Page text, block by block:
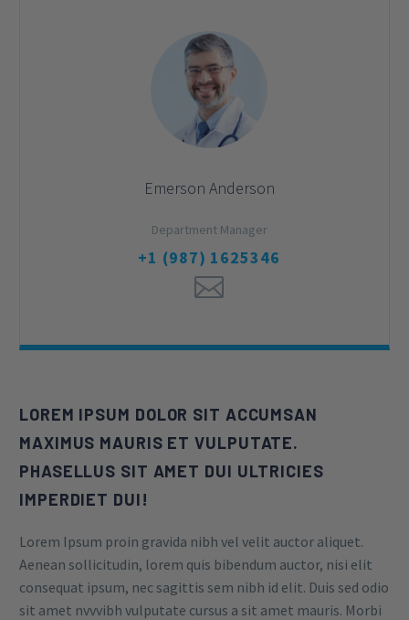
Emerson Anderson
Department Manager
+1 (987) 1625346
LOREM IPSUM DOLOR SIT ACCUMSAN
MAXIMUS MAURIS ET VULPUTATE.
PHASELLUS SIT AMET DUI ULTRICIES
IMPERDIET DUI!
Lorem Ipsum proin gravida nibh vel velit auctor aliquet.
Aenean sollicitudin, lorem quis bibendum auctor, nisi elit
consequat ipsum, nec sagittis sem nibh id elit. Duis sed odio
sit amet nvvvibh vulputate cursus a sit amet mauris. Morbi